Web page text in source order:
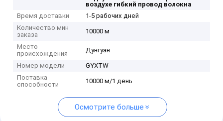
воздухе гибкий провод волокна
Время доставки
1-5 рабочих дней
Количество мин
заказа
10000 м
Место
происхождения
Дунгуан
Номер модели
GYXTW
Поставка
способности
10000 м/1 день
Осмотрите больше